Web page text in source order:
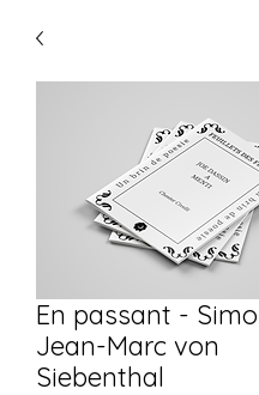
En passant -
Jean-Marc von
Siebenthal